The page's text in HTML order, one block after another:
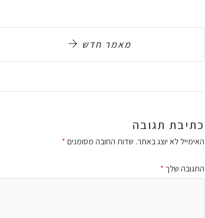
מאמר חדש
כתיבת תגובה
האימייל לא יוצג באתר. שדות החובה מסומנים *
התגובה שלך *